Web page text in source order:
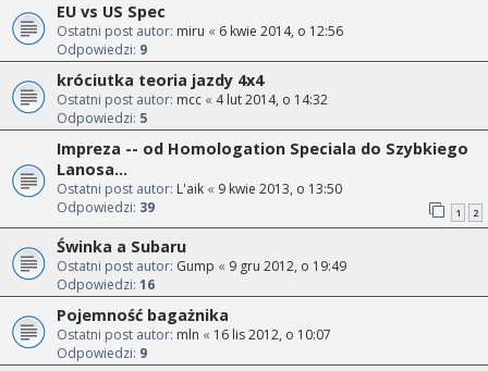
EU vs US Spec
Ostatni post autor: miru « 6 kwie 2014, o 12:56
Odpowiedzi: 9
króciutka teoria jazdy 4x4
Ostatni post autor: mcc « 4 lut 2014, o 14:32
Odpowiedzi: 5
Impreza -- od Homologation Speciala do Szybkiego
Lanosa...
Ostatni post autor: L'aik « 9 kwie 2013, o 13:50
Odpowiedzi: 39 1 2
Świnka a Subaru
Ostatni post autor: Gump « 9 gru 2012, o 19:49
Odpowiedzi: 16
Pojemność bagażnika
Ostatni post autor: mln « 16 lis 2012, o 10:07
Odpowiedzi: 9